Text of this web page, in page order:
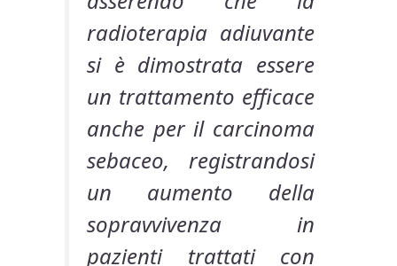
radioterapia adiuvante
si è dimostrata essere
un trattamento efficace
anche per il carcinoma
sebaceo, registrandosi
un aumento della
sopravvivenza in
pazienti trattati con